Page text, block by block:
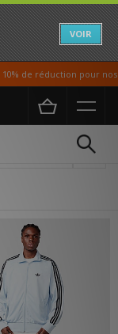
VOIR
10% de réduction pour nos